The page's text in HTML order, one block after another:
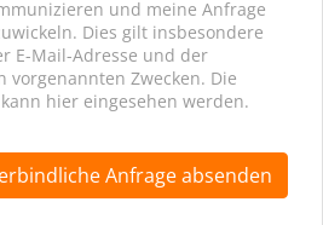
und meine Anfrage
Dies gilt insbesondere
E-Mail-Adresse und der
vorgenannten Zwecken. Die
kann hier eingesehen werden.
Anfrage absenden